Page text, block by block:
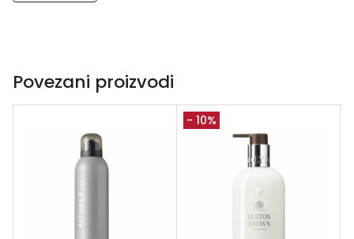
Povezani proizvodi
- 10%